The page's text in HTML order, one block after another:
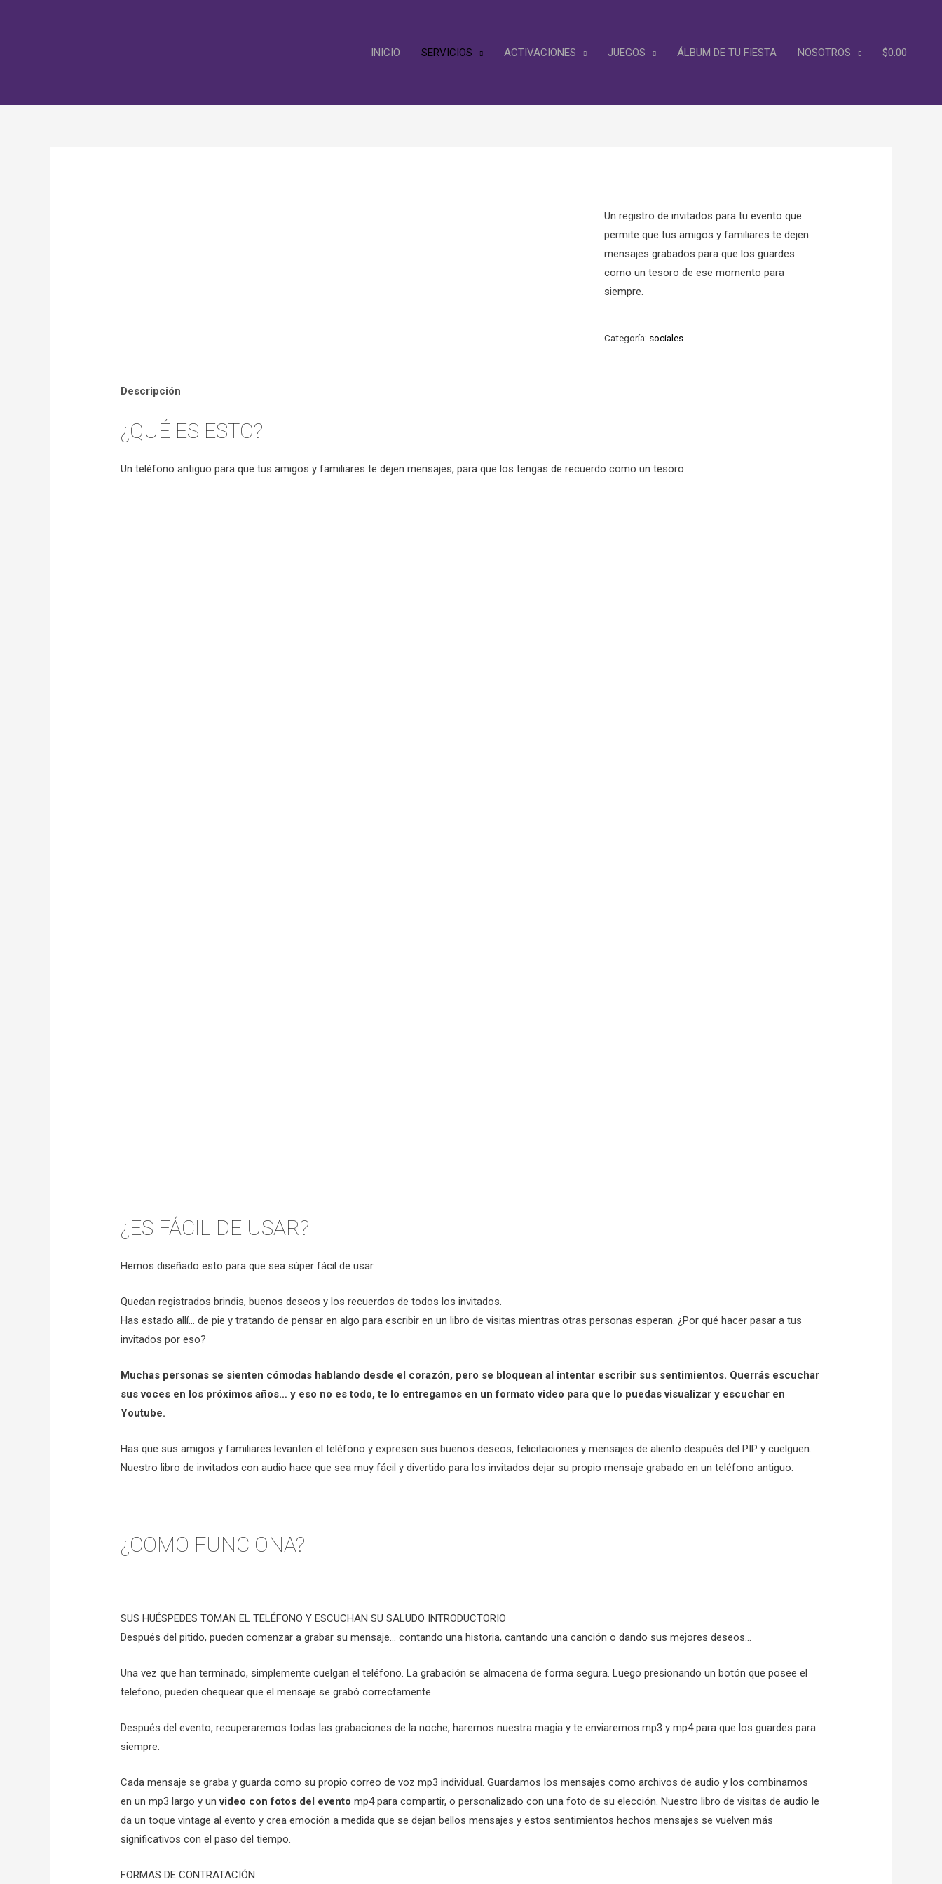
INICIO SERVICIOS ACTIVACIONES JUEGOS ÁLBUM DE TU FIESTA NOSOTROS $0.00
Un registro de invitados para tu evento que
permite que tus amigos y familiares te dejen
mensajes grabados para que los guardes
como un tesoro de ese momento para
siempre.
Categoría: sociales
Descripción
¿QUÉ ES ESTO?
Un teléfono antiguo para que tus amigos y familiares te dejen mensajes, para que los tengas de recuerdo como un tesoro.
¿ES FÁCIL DE USAR?
Hemos diseñado esto para que sea súper fácil de usar.
Quedan registrados brindis, buenos deseos y los recuerdos de todos los invitados.
Has estado allí… de pie y tratando de pensar en algo para escribir en un libro de visitas mientras otras personas esperan. ¿Por qué hacer pasar a tus
invitados por eso?
Muchas personas se sienten cómodas hablando desde el corazón, pero se bloquean al intentar escribir sus sentimientos. Querrás escuchar
sus voces en los próximos años… y eso no es todo, te lo entregamos en un formato video para que lo puedas visualizar y escuchar en
Youtube.
Has que sus amigos y familiares levanten el teléfono y expresen sus buenos deseos, felicitaciones y mensajes de aliento después del PIP y cuelguen.
Nuestro libro de invitados con audio hace que sea muy fácil y divertido para los invitados dejar su propio mensaje grabado en un teléfono antiguo.
¿COMO FUNCIONA?
SUS HUÉSPEDES TOMAN EL TELÉFONO Y ESCUCHAN SU SALUDO INTRODUCTORIO
Después del pitido, pueden comenzar a grabar su mensaje… contando una historia, cantando una canción o dando sus mejores deseos…
Una vez que han terminado, simplemente cuelgan el teléfono. La grabación se almacena de forma segura. Luego presionando un botón que posee el
telefono, pueden chequear que el mensaje se grabó correctamente.
Después del evento, recuperaremos todas las grabaciones de la noche, haremos nuestra magia y te enviaremos mp3 y mp4 para que los guardes para
siempre.
Cada mensaje se graba y guarda como su propio correo de voz mp3 individual. Guardamos los mensajes como archivos de audio y los combinamos
en un mp3 largo y unvideo con fotos del evento mp4 para compartir, o personalizado con una foto de su elección. Nuestro libro de visitas de audio le
da un toque vintage al evento y crea emoción a medida que se dejan bellos mensajes y estos sentimientos hechos mensajes se vuelven más
significativos con el paso del tiempo.
FORMAS DE CONTRATACIÓN